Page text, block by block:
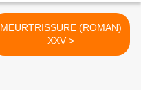
MEURTRISSURE (ROMAN)
XXV >